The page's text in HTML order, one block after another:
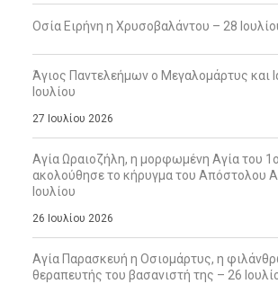
Οσία Ειρήνη η Χρυσοβαλάντου – 28
Άγιος Παντελεήμων ο Μεγαλομάρτυς και
Ιουλίου
27 Ιουλίου 2026
Αγία Ωραιοζήλη, η μορφωμένη Αγία του
ακολούθησε το κήρυγμα του Απόστολου
Ιουλίου
26 Ιουλίου 2026
Αγία Παρασκευή η Οσιομάρτυς, η
θεραπευτής του βασανιστή της – 26